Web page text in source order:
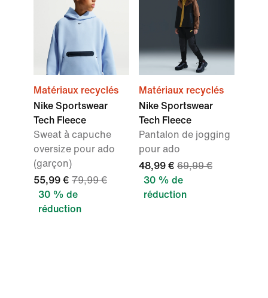
Matériaux recyclés
Nike Sportswear
Tech Fleece
Sweat à capuche
oversize pour ado
(garçon)
55,99 € 79,99 €
30 % de
réduction
Matériaux recyclés
Nike Sportswear
Tech Fleece
Pantalon de jogging
pour ado
48,99 € 69,99 €
30 % de
réduction